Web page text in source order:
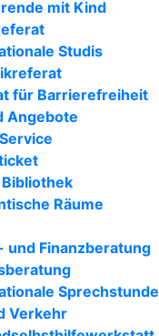
mit Kind
Studis
für Barrierefreiheit
Angebote
Räume
und Finanzberatung
Sprechstunde
Verkehr